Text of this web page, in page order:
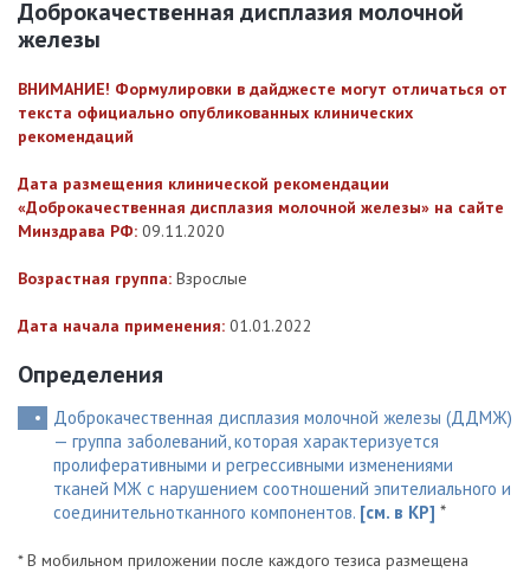
Доброкачественная дисплазия молочной
железы
ВНИМАНИЕ! Формулировки в дайджесте могут отличаться от
текста официально опубликованных клинических
рекомендаций
Дата размещения клинической рекомендации
«Доброкачественная дисплазия молочной железы» на сайте
Минздрава РФ: 09.11.2020
Возрастная группа: Взрослые
Дата начала применения: 01.01.2022
Определения
Доброкачественная дисплазия молочной железы (ДДМЖ)
— группа заболеваний, которая характеризуется
пролиферативными и регрессивными изменениями
тканей МЖ с нарушением соотношений эпителиального и
соединительнотканного компонентов. [см. в КР] *
* В мобильном приложении после каждого тезиса размещена